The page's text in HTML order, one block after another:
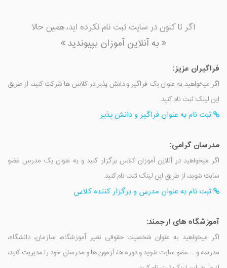
اگر تا کنون در سایت ثبت نام نکرده اید، همین حالا
به آنلاین آموزان بپیوندید
فراگیران عزیز:
اگر میخواهید به عنوان یک فراگیر و دانش پذیر در کلاس ها شرکت کنید، از طریق
این لینک ثبت نام کنید.
ثبت نام به عنوان فراگیر و دانش پذیر
مدرسان گرامی:
اگر میخواهید در آنلاین آموزان کلاس برگزار کنید و به عنوان یک مدرس عضو
سایت شوید، از طریق این لینک ثبت نام کنید.
ثبت نام به عنوان مدرس و برگزار کننده کلاس
آموزشگاه های ارجمند:
اگر میخواهید به عنوان شخصیت حقوقی نظیر آموزشگاه، سازمان، دانشگاه،
مدرسه و ... عضو سایت شوید و دوره ها، آزمون ها و مدرسان خود را مدیریت کنید،